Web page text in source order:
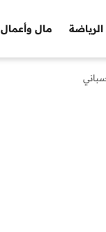
الرياضة مال وأعمال